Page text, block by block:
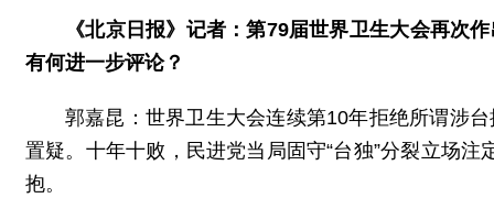
《北京日报》记者：第79届世界卫生大会再次
有何进一步评论？
郭嘉昆：世界卫生大会连续第10年拒绝所谓涉
置疑。十年十败，民进党当局固守“台独”分裂立场
抱。